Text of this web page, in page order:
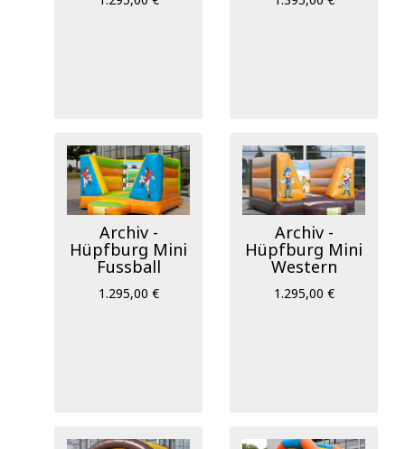
Archiv -
Hüpfburg Mini
Fussball
1.295,00 €
Archiv -
Hüpfburg Mini
Western
1.295,00 €